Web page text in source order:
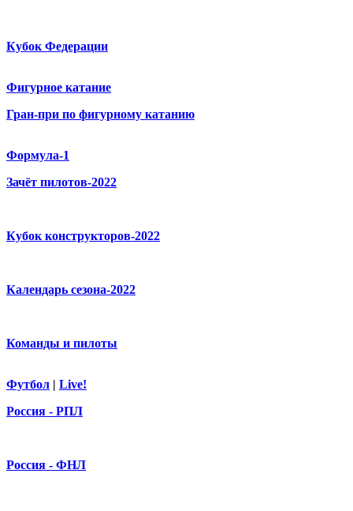
Кубок Федерации
Фигурное катание
Гран-при по фигурному катанию
Формула-1
Зачёт пилотов-2022
Кубок конструкторов-2022
Календарь сезона-2022
Команды и пилоты
Футбол | Live!
Россия - РПЛ
Россия - ФНЛ